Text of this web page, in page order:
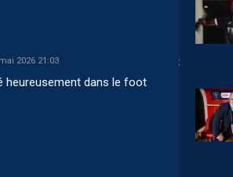
2026 21:03
heureusement dans le foot